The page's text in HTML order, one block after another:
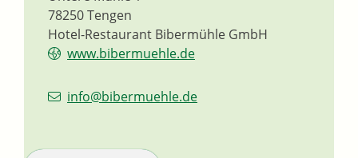
Hotel-Restaurant Bibermühle GmbH
78250Tengen
www.bibermuehle.de
info@bibermuehle.de